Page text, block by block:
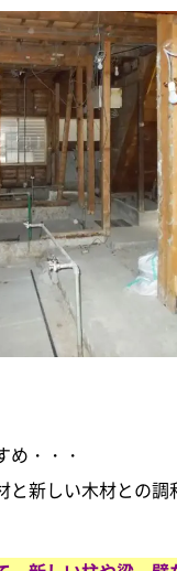
め・・・
と新しい木材との調